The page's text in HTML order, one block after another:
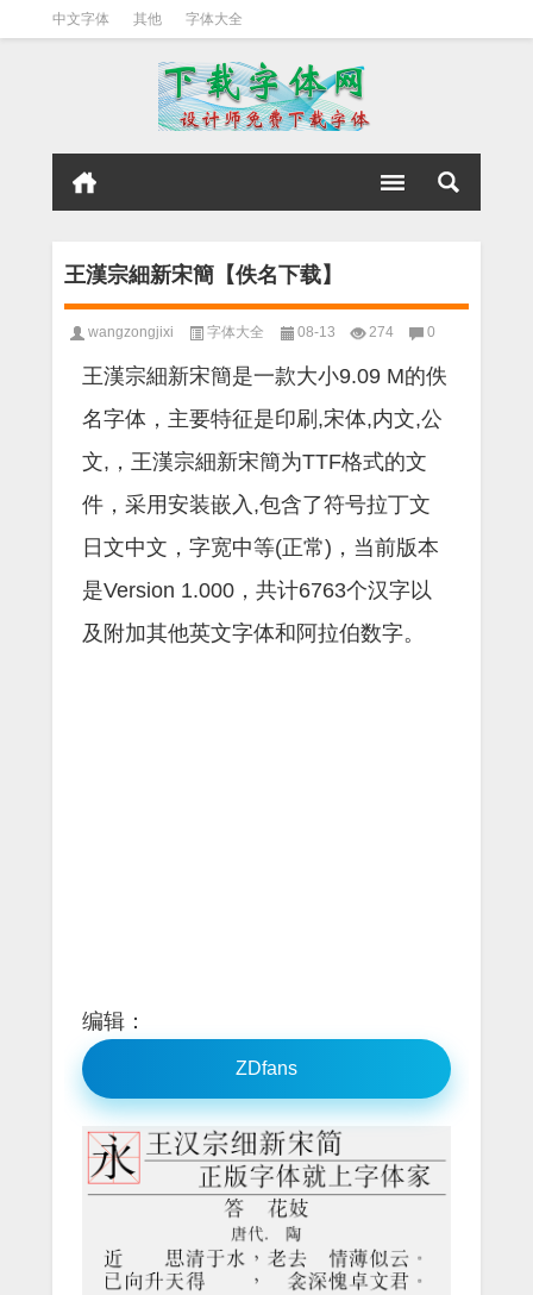
中文字体 其他 字体大全
王漢宗細新宋簡【佚名下载】
wangzongjixi 字体大全 08-13 274 0
王漢宗細新宋簡是一款大小9.09 M的佚
名字体，主要特征是印刷,宋体,内文,公
文,，王漢宗細新宋簡为TTF格式的文
件，采用安装嵌入,包含了符号拉丁文
日文中文，字宽中等(正常)，当前版本
是Version 1.000，共计6763个汉字以
及附加其他英文字体和阿拉伯数字。
编辑：
ZDfans